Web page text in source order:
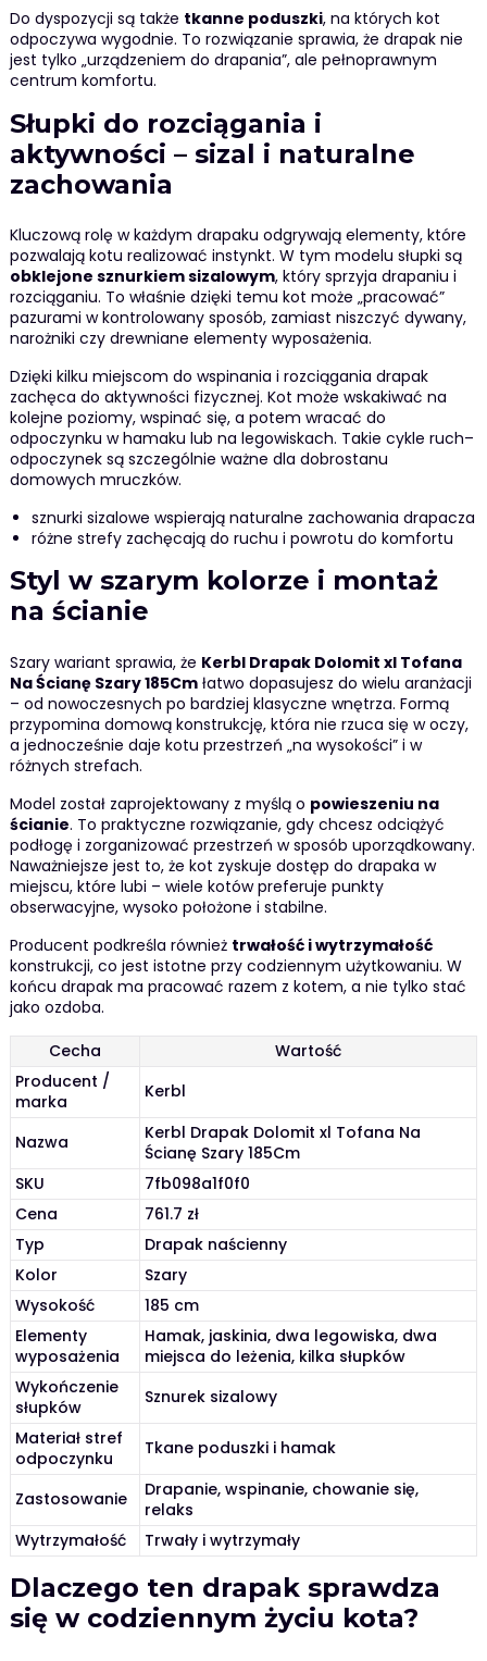
Do dyspozycji są także tkanne poduszki, na których kot
odpoczywa wygodnie. To rozwiązanie sprawia, że drapak nie
jest tylko „urządzeniem do drapania”, ale pełnoprawnym
centrum komfortu.
Słupki do rozciągania i
aktywności – sizal i naturalne
zachowania
Kluczową rolę w każdym drapaku odgrywają elementy, które
pozwalają kotu realizować instynkt. W tym modelu słupki są
obklejone sznurkiem sizalowym, który sprzyja drapaniu i
rozciąganiu. To właśnie dzięki temu kot może „pracować”
pazurami w kontrolowany sposób, zamiast niszczyć dywany,
narożniki czy drewniane elementy wyposażenia.
Dzięki kilku miejscom do wspinania i rozciągania drapak
zachęca do aktywności fizycznej. Kot może wskakiwać na
kolejne poziomy, wspinać się, a potem wracać do
odpoczynku w hamaku lub na legowiskach. Takie cykle ruch–
odpoczynek są szczególnie ważne dla dobrostanu
domowych mruczków.
sznurki sizalowe wspierają naturalne zachowania drapacza
różne strefy zachęcają do ruchu i powrotu do komfortu
Styl w szarym kolorze i montaż
na ścianie
Szary wariant sprawia, że Kerbl Drapak Dolomit xl Tofana
Na Ścianę Szary 185Cmłatwo dopasujesz do wielu aranżacji
– od nowoczesnych po bardziej klasyczne wnętrza. Formą
przypomina domową konstrukcję, która nie rzuca się w oczy,
a jednocześnie daje kotu przestrzeń „na wysokości” i w
różnych strefach.
Model został zaprojektowany z myślą o powieszeniu na
ścianie. To praktyczne rozwiązanie, gdy chcesz odciążyć
podłogę i zorganizować przestrzeń w sposób uporządkowany.
Naważniejsze jest to, że kot zyskuje dostęp do drapaka w
miejscu, które lubi – wiele kotów preferuje punkty
obserwacyjne, wysoko położone i stabilne.
Producent podkreśla również trwałość i wytrzymałość
konstrukcji, co jest istotne przy codziennym użytkowaniu. W
końcu drapak ma pracować razem z kotem, a nie tylko stać
jako ozdoba.
Cecha
Wartość
Producent /
marka
Kerbl
Nazwa
Kerbl Drapak Dolomit xl Tofana Na
Ścianę Szary 185Cm
SKU
7fb098a1f0f0
Cena
761.7 zł
Typ
Drapak naścienny
Kolor
Szary
Wysokość
185 cm
Elementy
wyposażenia
Hamak, jaskinia, dwa legowiska, dwa
miejsca do leżenia, kilka słupków
Wykończenie
słupków
Sznurek sizalowy
Materiał stref
odpoczynku
Tkane poduszki i hamak
Zastosowanie
Drapanie, wspinanie, chowanie się,
relaks
Wytrzymałość
Trwały i wytrzymały
Dlaczego ten drapak sprawdza
się w codziennym życiu kota?